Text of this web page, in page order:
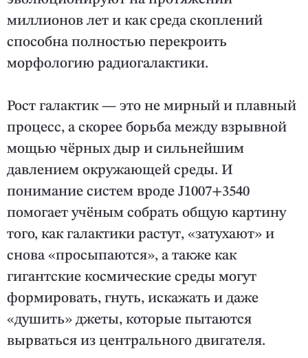
миллионов лет и как среда скоплений
способна полностью перекроить
морфологию радиогалактики.
Рост галактик — это не мирный и плавный
процесс, а скорее борьба между взрывной
мощью чёрных дыр и сильнейшим
давлением окружающей среды. И
понимание систем вроде J1007+3540
помогает учёным собрать общую картину
того, как галактики растут, «затухают» и
снова «просыпаются», а также как
гигантские космические среды могут
формировать, гнуть, искажать и даже
«душить» джеты, которые пытаются
вырваться из центрального двигателя.